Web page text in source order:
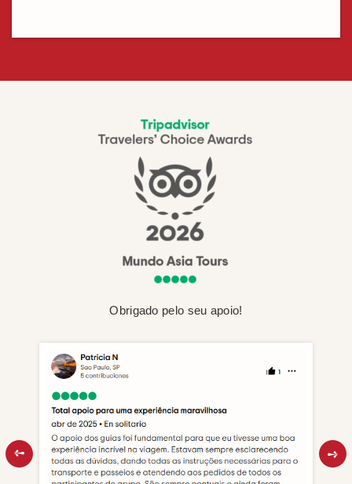
Obrigado pelo seu apoio!